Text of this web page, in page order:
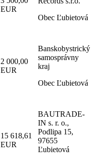
EUR
Obec Ľubietová
2 000,00
EUR
Banskobystrický
samosprávny
kraj
Obec Ľubietová
15 618,61
EUR
BAUTRADE-
IN s. r. o.,
Podlipa 15,
97655
Ľubietová